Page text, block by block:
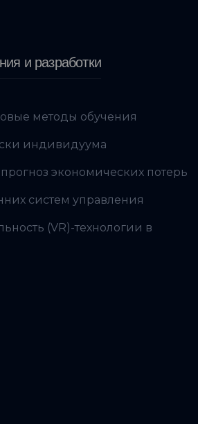
и разработки
методы обучения
индивидуума
экономических потерь
систем управления
(VR)-технологии в